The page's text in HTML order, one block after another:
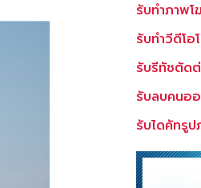
รับทำภาพ
รับทำวีดีโ
รับรีทัชตัด
รับลบคนอ
รับไดคัทรู